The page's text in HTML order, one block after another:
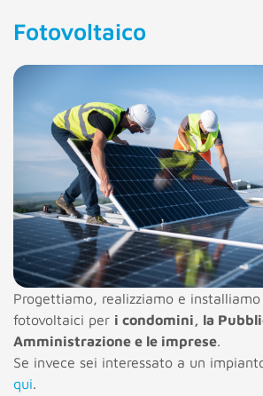
Fotovoltaico
Progettiamo, realizziamo e
fotovoltaici per i condomini, la
Amministrazione e le imprese.
Se invece sei interessato a un
qui.